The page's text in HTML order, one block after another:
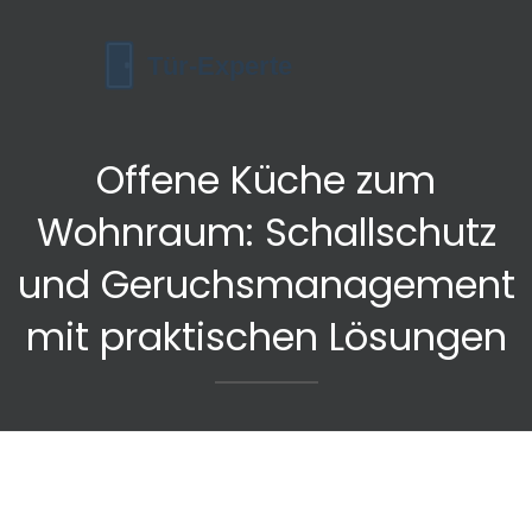
Offene Küche zum
Wohnraum: Schallschutz
und Geruchsmanagement
mit praktischen Lösungen